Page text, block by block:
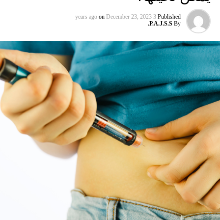
“من الصعب الحكم بموضوعية دون رؤوية العقد ومعرفة الحقوق
التي لدى المموّلين، لذلك ندعوا المجلات إلى مطالبة المؤلفين
بالإفصاح عن اتفاقيات البحوث حتى يتمكن القرّاء من تقييم
تأثيرهم على الباحثين وعملهم.” لكن لدى “سيغل” نظرة أخرى
حيث يتطلع بأن يتحسن هذا الأمر ويأخذ خطوة إلى الامام بقوله:”
لا أعتقد أن تقديم تقارير أفضل سيكون كافياً. يجب أن تكون
هنالك سياسات تمنع حدوث مثل هذه الأشياء، وإذا كان هنالك أي
بند من شأنه أن يسمح للشركات بالتدخل بالأبحاث فلن يمكنك
فعل هذا.” الإستراتيجيات التي تستخدمها الشركات لتمويل أبحاثها
هي إستراتيجيات متقنة بحقّ ومشابهة لتلك التي تتّبعها شركات
التبغ، النفوذ هذه تمثل طريقة لمساعدتهم على تجنب القوانين
والأحكام ومنعهم من الإضرار بأعمالهم، مثل قضية ضريبة الصودا
على سبيل المثال. “الهدف في النهاية هو صد وإيقاف السياسات
التي قد يكون لها تأثير سلبي” كما يقول سيغل. خدمة بابتسامة
يتعين على سائقي التوصيل من امازون الآن أن يثبتوا بأنهم ليسوا
حزمة من اللصوص عبر أخذ صورة شخصية من وقت لآخر.
والغاية هي التحقق من عمليات التسليم باستخدام ميزة التعرف
الذين… لطالما كانت اليابان مثالاً يحتذى به لبقية العالم عندما
Published
3 years ago
on December 23, 2023
By
P.A.J.S.S.